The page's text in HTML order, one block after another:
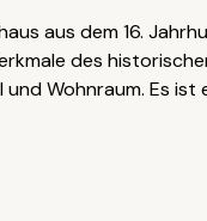
aus dem 16.
des
Wohnraum. Es